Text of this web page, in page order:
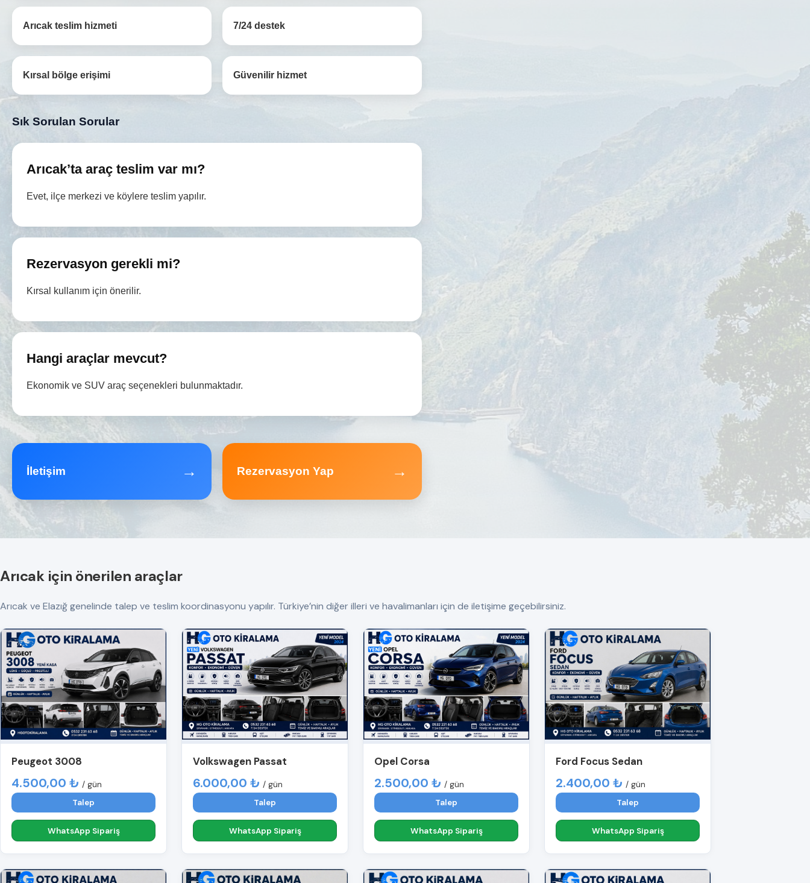
Arıcak teslim hizmeti 7/24 destek
Kırsal bölge erişimi Güvenilir hizmet
Sık Sorulan Sorular
Arıcak’ta araç teslim var mı?
Evet, ilçe merkezi ve köylere teslim yapılır.
Rezervasyon gerekli mi?
Kırsal kullanım için önerilir.
Hangi araçlar mevcut?
Ekonomik ve SUV araç seçenekleri bulunmaktadır.
İletişim → Rezervasyon Yap →
Arıcak için önerilen araçlar
Arıcak ve Elazığ genelinde talep ve teslim koordinasyonu yapılır. Türkiye’nin diğer illeri ve havalimanları için de iletişime geçebilirsiniz.
Peugeot 3008
4.500,00 ₺ / gün
Talep
WhatsApp Sipariş
Volkswagen Passat
6.000,00 ₺ / gün
Talep
WhatsApp Sipariş
Opel Corsa
2.500,00 ₺ / gün
Talep
WhatsApp Sipariş
Ford Focus Sedan
2.400,00 ₺ / gün
Talep
WhatsApp Sipariş